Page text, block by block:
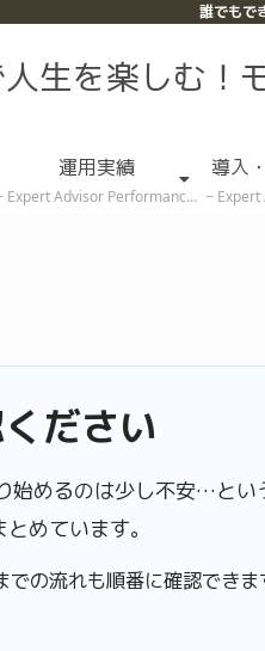
誰でもで
生を楽しむ！
運用実績
Expert Advisor Performance
導入
Expert
ださい
始めるのは少し不安…と
めています。
の流れも順番に確認できま